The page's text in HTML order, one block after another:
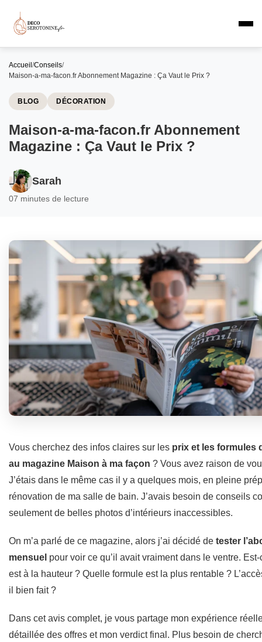
Accueil /Conseils/
Maison-a-ma-facon.fr Abonnement Magazine : Ça Vaut le Prix ?
BLOG DÉCORATION
Maison-a-ma-facon.fr Abonnement
Magazine : Ça Vaut le Prix ?
Sarah
07 minutes de lecture
Vous cherchez des infos claires sur les prix et les formules
au magazine Maison à ma façon ? Vous avez raison de
J’étais dans le même cas il y a quelques mois, en pleine
rénovation de ma salle de bain. J’avais besoin de conseils
seulement de belles photos d’intérieurs inaccessibles.
On m’a parlé de ce magazine, alors j’ai décidé de tester
mensuel pour voir ce qu’il avait vraiment dans le ventre.
est à la hauteur ? Quelle formule est la plus rentable ?
il bien fait ?
Dans cet avis complet, je vous partage mon expérience
détaillée des offres et mon verdict final. Plus besoin de